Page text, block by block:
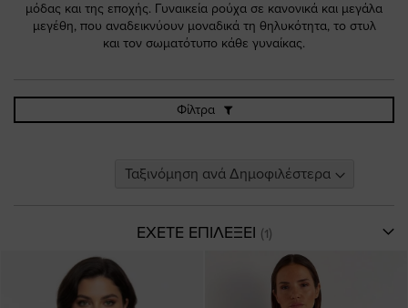
μόδας και της εποχής. Γυναικεία ρούχα σε κανονικά και μεγάλα
μεγέθη, που αναδεικνύουν μοναδικά τη θηλυκότητα, το στυλ
και τον σωματότυπο κάθε γυναίκας.
Φίλτρα
ΕΧΕΤΕ ΕΠΙΛΕΞΕΙ